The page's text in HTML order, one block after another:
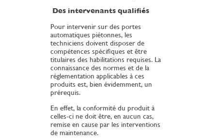
Des intervenants qualifiés
Pour intervenir sur des portes
automatiques piétonnes, les
techniciens doivent disposer de
compétences spécifiques et être
titulaires des habilitations requises. La
connaissance des normes et de la
réglementation applicables à ces
produits est, bien évidemment, un
prérequis.
En effet, la conformité du produit à
celles-ci ne doit être, en aucun cas,
remise en cause par les interventions
de maintenance.